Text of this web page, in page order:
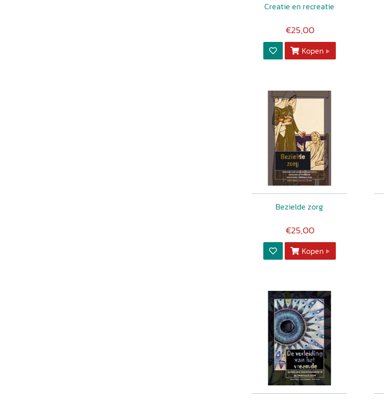
Creatie en recreatie
€25,00
Kopen
Bezielde zorg
€25,00
Kopen